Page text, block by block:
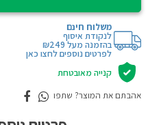
משלוח חינם
לנקודת איסוף
בהזמנה מעל ₪249
לפרטים נוספים לחצו כאן
קנייה מאובטחת
אהבתם את המוצר? שתפו